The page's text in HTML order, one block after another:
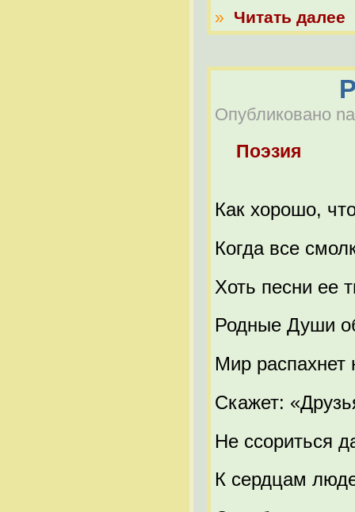
» Читать далее
Опубликовано
Поэзия
Как хорошо,
Когда все
Хоть песни ее
Родные Души
Мир распахнет
Скажет:
Не ссориться
К сердцам